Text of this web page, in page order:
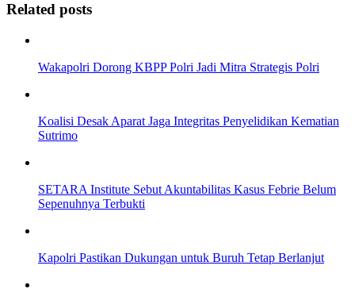
Related posts
Wakapolri Dorong KBPP Polri Jadi Mitra Strategis Polri
Koalisi Desak Aparat Jaga Integritas Penyelidikan Kematian
Sutrimo
SETARA Institute Sebut Akuntabilitas Kasus Febrie Belum
Sepenuhnya Terbukti
Kapolri Pastikan Dukungan untuk Buruh Tetap Berlanjut